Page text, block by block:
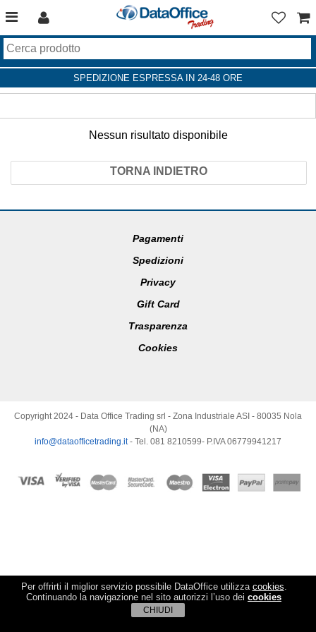
Per offrirti il miglior servizio possibile DataOffice utilizza cookies.
Continuando la navigazione nel sito autorizzi l’uso dei cookies
CHIUDI
SPEDIZIONE ESPRESSA IN 24-48 ORE
Nessun risultato disponibile
TORNA INDIETRO
Pagamenti
Spedizioni
Privacy
Gift Card
Trasparenza
Cookies
Copyright 2024 - Data Office Trading srl - Zona Industriale ASI - 80035 Nola
(NA)
info@dataofficetrading.it- Tel. 081 8210599- P.IVA 06779941217